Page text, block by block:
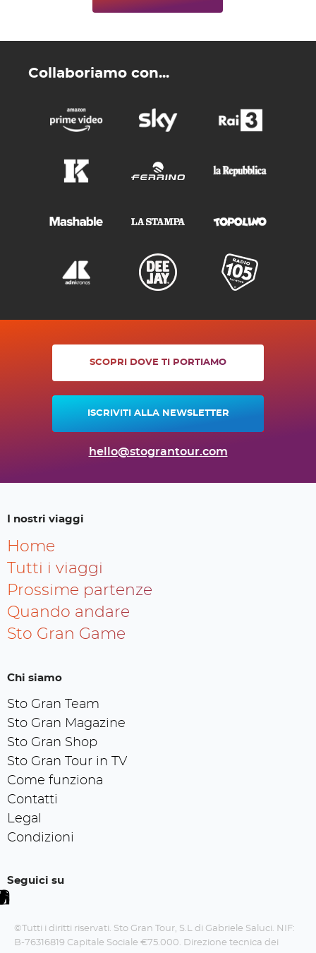
Collaboriamo con...
SCOPRI DOVE TI PORTIAMO
ISCRIVITI ALLA NEWSLETTER
hello@stograntour.com
I nostri viaggi
Home
Tutti i viaggi
Prossime partenze
Quando andare
Sto Gran Game
Chi siamo
Sto Gran Team
Sto Gran Magazine
Sto Gran Shop
Sto Gran Tour in TV
Come funziona
Contatti
Legal
Condizioni
Seguici su
©Tutti i diritti riservati. Sto Gran Tour, S.L di Gabriele Saluci. NIF:
B-76316819 Capitale Sociale €75.000. Direzione tecnica dei